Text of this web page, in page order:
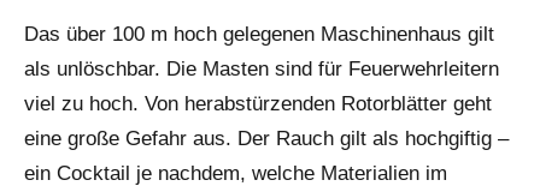
Das über 100 m hoch gelegenen Maschinenhaus gilt
als unlöschbar. Die Masten sind für Feuerwehrleitern
viel zu hoch. Von herabstürzenden Rotorblätter geht
eine große Gefahr aus. Der Rauch gilt als hochgiftig –
ein Cocktail je nachdem, welche Materialien im